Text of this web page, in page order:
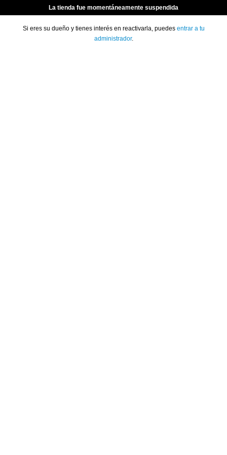
La tienda fue momentáneamente suspendida
Si eres su dueño y tienes interés en reactivarla, puedes entrar a tu
administrador.